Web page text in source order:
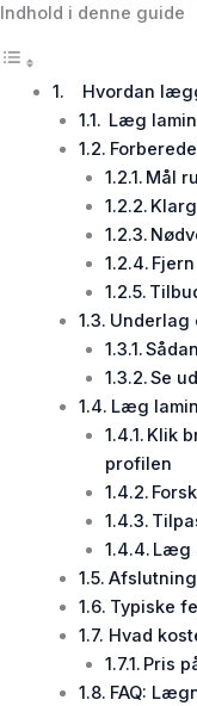
Indhold i denne guide
Hvordan
Læg
Mål
Underlag
Se
Læg
Klik
profilen
Læg
Typiske
Hvad
Pris
FAQ: